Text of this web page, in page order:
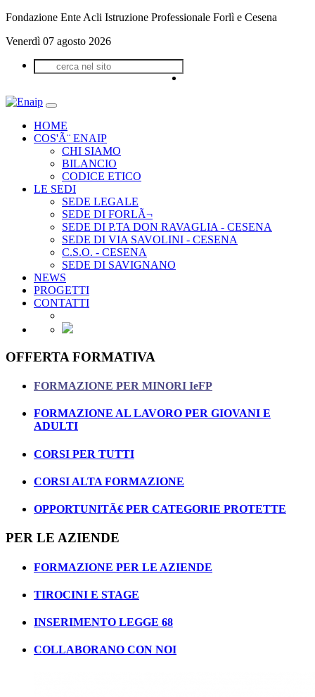
Fondazione Ente Acli Istruzione Professionale Forlì e Cesena
Venerdì 07 agosto 2026
HOME
COS'Ã¨ ENAIP
CHI SIAMO
BILANCIO
CODICE ETICO
LE SEDI
SEDE LEGALE
SEDE DI FORLÃ¬
SEDE DI P.TA DON RAVAGLIA - CESENA
SEDE DI VIA SAVOLINI - CESENA
C.S.O. - CESENA
SEDE DI SAVIGNANO
NEWS
PROGETTI
CONTATTI
OFFERTA FORMATIVA
FORMAZIONE PER MINORI IeFP
FORMAZIONE AL LAVORO PER GIOVANI E
ADULTI
CORSI PER TUTTI
CORSI ALTA FORMAZIONE
OPPORTUNITÃ€ PER CATEGORIE PROTETTE
PER LE AZIENDE
FORMAZIONE PER LE AZIENDE
TIROCINI E STAGE
INSERIMENTO LEGGE 68
COLLABORANO CON NOI